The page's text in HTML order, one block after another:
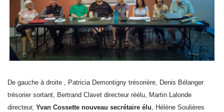
De gauche à droite , Patricia Demontigny trésorière, Denis Bélanger
trésorier sortant, Bertrand Clavet directeur réélu, Martin Lalonde
directeur, Yvan Cossette nouveau secrétaire élu, Hélène Soulières